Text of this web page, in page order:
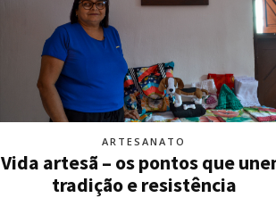
ARTESANATO
Vida artesã – os pontos que
tradição e resistência